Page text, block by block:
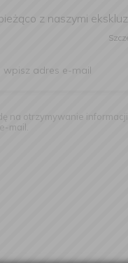
z naszymi
na otrzymywanie
mail.